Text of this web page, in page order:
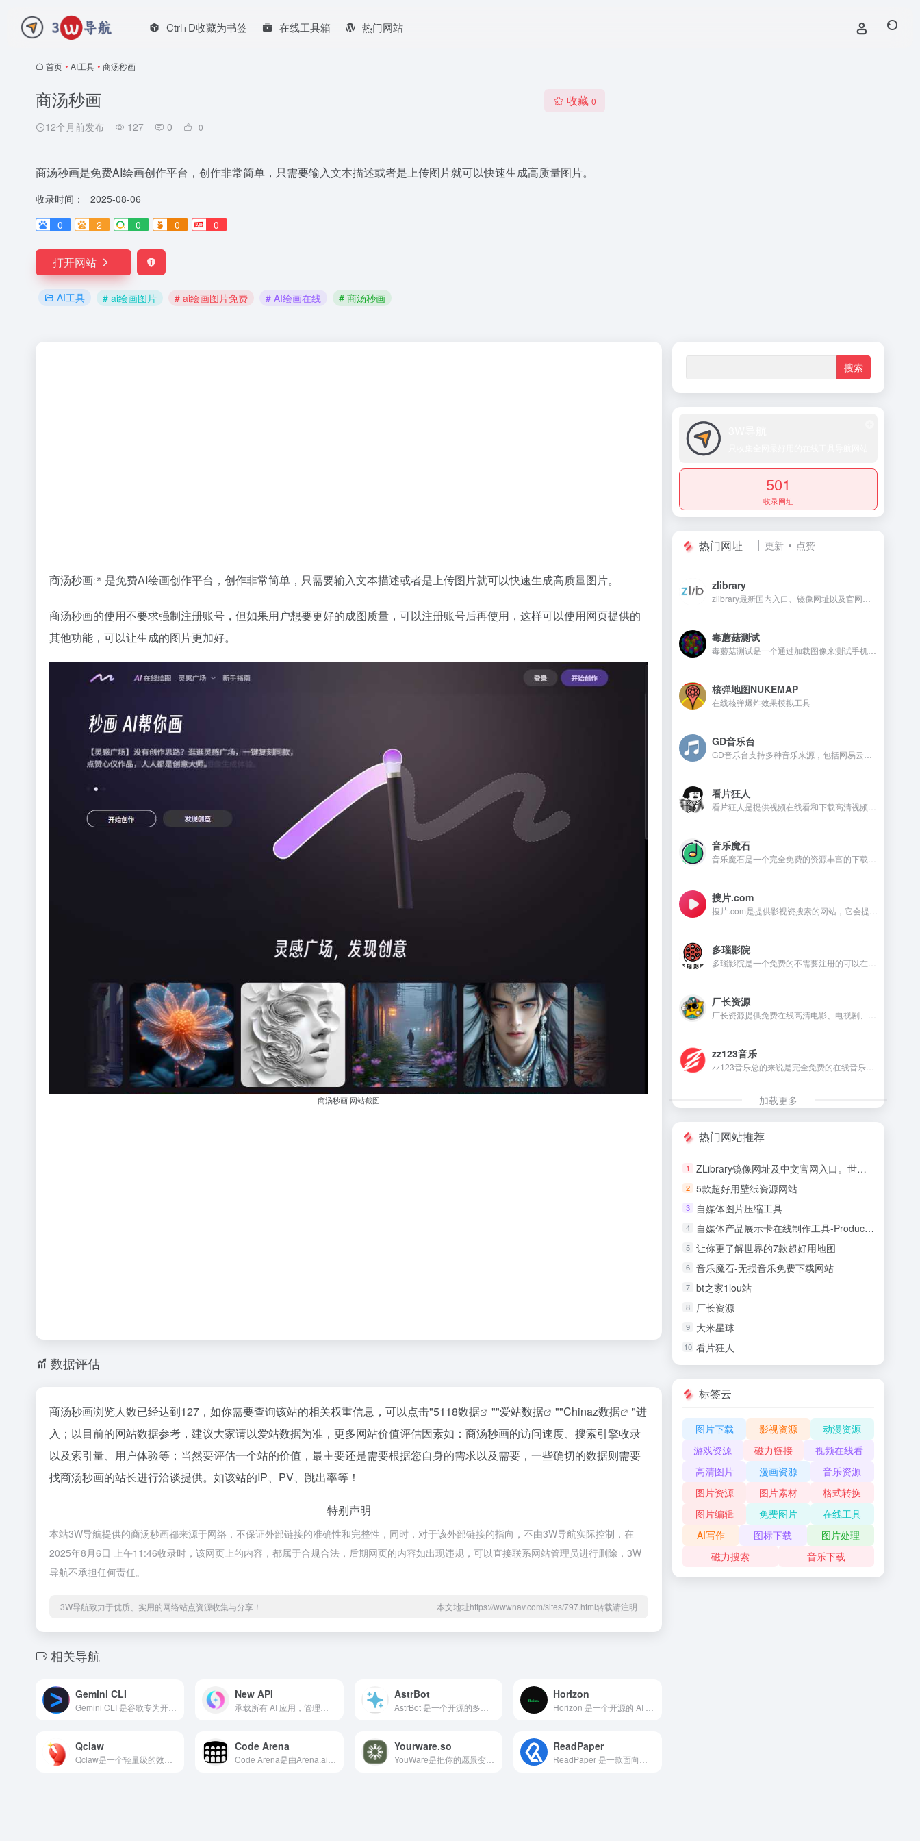
Ctrl+D收藏为书签 在线工具箱 热门网站
首页 • AI工具 • 商汤秒画
商汤秒画
12个月前发布 127 0 0
收藏 0
商汤秒画是免费AI绘画创作平台，创作非常简单，只需要输入文本描述或者是上传图片就可以快速生成高质量图片。
收录时间：
2025-08-06
0
2 0 0 0
打开网站
AI工具 # ai绘画图片 # ai绘画图片免费 # AI绘画在线 # 商汤秒画
商汤秒画 是免费AI绘画创作平台，创作非常简单，只需要输入文本描述或者是上传图片就可以快速生成高质量图片。
商汤秒画的使用不要求强制注册账号，但如果用户想要更好的成图质量，可以注册账号后再使用，这样可以使用网页提供的
其他功能，可以让生成的图片更加好。
商汤秒画 网站截图
数据评估
商汤秒画浏览人数已经达到127，如你需要查询该站的相关权重信息，可以点击"5118数据 ""爱站数据 ""Chinaz数据
"进
入；以目前的网站数据参考，建议大家请以爱站数据为准，更多网站价值评估因素如：商汤秒画的访问速度、搜索引擎收录
以及索引量、用户体验等；当然要评估一个站的价值，最主要还是需要根据您自身的需求以及需要，一些确切的数据则需要
找商汤秒画的站长进行洽谈提供。如该站的IP、PV、跳出率等！
特别声明
本站3W导航提供的商汤秒画都来源于网络，不保证外部链接的准确性和完整性，同时，对于该外部链接的指向，不由3W导航实际控制，在
2025年8月6日 上午11:46收录时，该网页上的内容，都属于合规合法，后期网页的内容如出现违规，可以直接联系网站管理员进行删除，3W
导航不承担任何责任。
3W导航致力于优质、实用的网络站点资源收集与分享！ 本文地址https://wwwnav.com/sites/797.html转载请注明
相关导航
Gemini CLI New API AstrBot Horizon
Qclaw Code Arena Yourware.so ReadPaper
501
收录网址
热门网址 更新 点赞
zlibrary
毒蘑菇测试
核弹地图NUKEMAP
在线核弹爆炸效果模拟工具
GD音乐台
看片狂人
音乐魔石
搜片.com
多瑙影院
厂长资源
zz123音乐
加载更多
热门网站推荐
1 ZLibrary镜像网址及中文官网入口。世界上最大电子图书馆恢复了
2 5款超好用壁纸资源网站
3 自媒体图片压缩工具
4 自媒体产品展示卡在线制作工具-Product Lates
5 让你更了解世界的7款超好用地图
6 音乐魔石-无损音乐免费下载网站
7 bt之家1lou站
8 厂长资源
9 大米星球
10 看片狂人
标签云
图片下载 影视资源
动漫资源
游戏资源
磁力链接
视频在线看
高清图片
漫画资源
音乐资源
图片资源
图片素材
格式转换
图片编辑
免费图片
在线工具
AI写作
图标下载
图片处理
磁力搜索
音乐下载